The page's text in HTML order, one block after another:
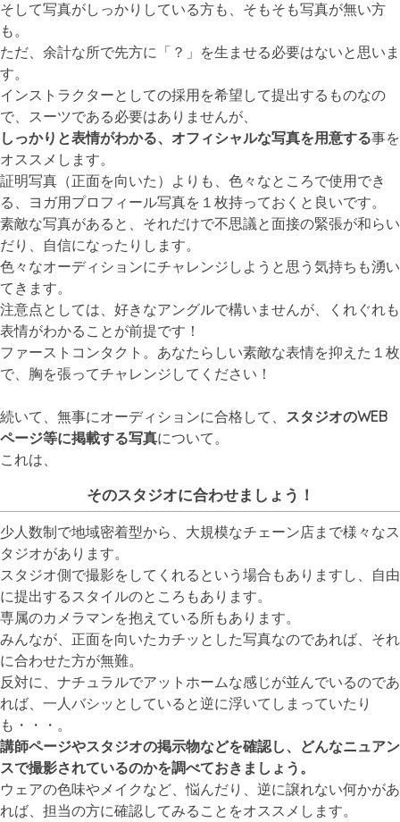
そして写真がしっかりしている方も、そもそも写真が無い方
も。
ただ、余計な所で先方に「？」を生ませる必要はないと思いま
す。
インストラクターとしての採用を希望して提出するものなの
で、スーツである必要はありませんが、
しっかりと表情がわかる、オフィシャルな写真を用意する事を
オススメします。
証明写真（正面を向いた）よりも、色々なところで使用でき
る、ヨガ用プロフィール写真を１枚持っておくと良いです。
素敵な写真があると、それだけで不思議と面接の緊張が和らい
だり、自信になったりします。
色々なオーディションにチャレンジしようと思う気持ちも湧い
てきます。
注意点としては、好きなアングルで構いませんが、くれぐれも
表情がわかることが前提です！
ファーストコンタクト。あなたらしい素敵な表情を抑えた１枚
で、胸を張ってチャレンジしてください！
続いて、無事にオーディションに合格して、 スタジオのWEB
ページ等に掲載する写真について。
これは、
そのスタジオに合わせましょう！
少人数制で地域密着型から、大規模なチェーン店まで様々なス
タジオがあります。
スタジオ側で撮影をしてくれるという場合もありますし、自由
に提出するスタイルのところもあります。
専属のカメラマンを抱えている所もあります。
みんなが、正面を向いたカチッとした写真なのであれば、それ
に合わせた方が無難。
反対に、ナチュラルでアットホームな感じが並んでいるのであ
れば、一人バシッとしていると逆に浮いてしまっていたり
も・・・。
講師ページやスタジオの掲示物などを確認し、どんなニュアン
スで撮影されているのかを調べておきましょう。
ウェアの色味やメイクなど、悩んだり、逆に譲れない何かがあ
れば、担当の方に確認してみることをオススメします。